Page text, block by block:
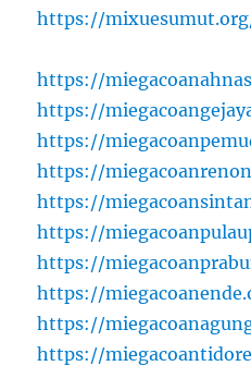
https://
https://
https://
https://
https://
https://
https://
https://
https://
https://
https://